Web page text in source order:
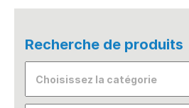
Recherche de produits